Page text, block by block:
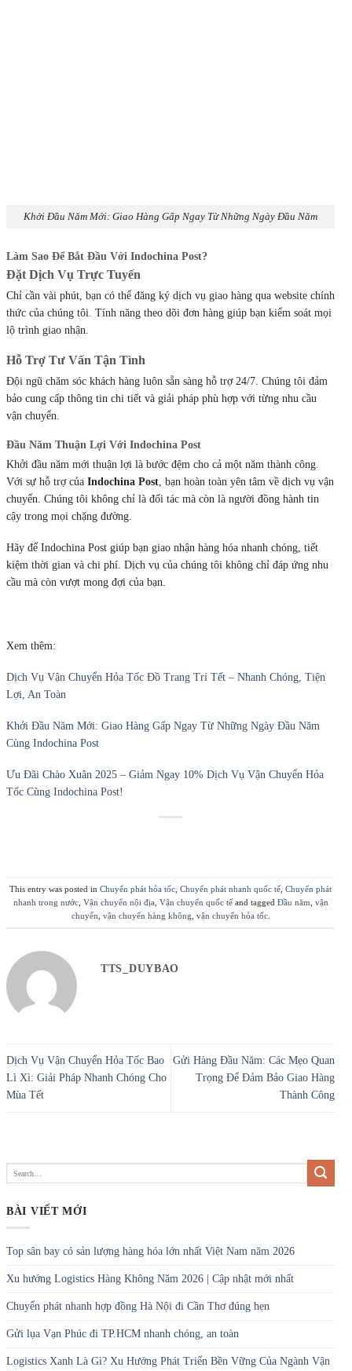
Khởi Đầu Năm Mới: Giao Hàng Gấp Ngay Từ Những Ngày Đầu Năm
Làm Sao Để Bắt Đầu Với Indochina Post?
Đặt Dịch Vụ Trực Tuyến
Chỉ cần vài phút, bạn có thể đăng ký dịch vụ giao hàng qua website chính
thức của chúng tôi. Tính năng theo dõi đơn hàng giúp bạn kiểm soát mọi
lộ trình giao nhận.
Hỗ Trợ Tư Vấn Tận Tình
Đội ngũ chăm sóc khách hàng luôn sẵn sàng hỗ trợ 24/7. Chúng tôi đảm
bảo cung cấp thông tin chi tiết và giải pháp phù hợp với từng nhu cầu
vận chuyển.
Đầu Năm Thuận Lợi Với Indochina Post
Khởi đầu năm mới thuận lợi là bước đệm cho cả một năm thành công.
Với sự hỗ trợ của Indochina Post, bạn hoàn toàn yên tâm về dịch vụ vận
chuyển. Chúng tôi không chỉ là đối tác mà còn là người đồng hành tin
cậy trong mọi chặng đường.
Hãy để Indochina Post giúp bạn giao nhận hàng hóa nhanh chóng, tiết
kiệm thời gian và chi phí. Dịch vụ của chúng tôi không chỉ đáp ứng nhu
cầu mà còn vượt mong đợi của bạn.
Xem thêm:
Dịch Vụ Vận Chuyển Hỏa Tốc Đồ Trang Trí Tết – Nhanh Chóng, Tiện
Lợi, An Toàn
Khởi Đầu Năm Mới: Giao Hàng Gấp Ngay Từ Những Ngày Đầu Năm
Cùng Indochina Post
Ưu Đãi Chào Xuân 2025 – Giảm Ngay 10% Dịch Vụ Vận Chuyển Hỏa
Tốc Cùng Indochina Post!
This entry was posted in Chuyển phát hỏa tốc Chuyển phát nhanh quốc tế Chuyển phát
nhanh trong nước, Vận chuyển nội địa Vận chuyển quốc tếand tagged Đầu năm vận
chuyển vận chuyển hàng không vận chuyển hỏa tốc.
TTS_DUYBAO
Dịch Vụ Vận Chuyển Hỏa Tốc Bao
Lì Xì: Giải Pháp Nhanh Chóng Cho
Mùa Tết
Gửi Hàng Đầu Năm: Các Mẹo Quan
Trọng Để Đảm Bảo Giao Hàng
Thành Công
BÀI VIẾT MỚI
Top sân bay có sản lượng hàng hóa lớn nhất Việt Nam năm 2026
Xu hướng Logistics Hàng Không Năm 2026 | Cập nhật mới nhất
Chuyển phát nhanh hợp đồng Hà Nội đi Cần Thơ đúng hẹn
Gửi lụa Vạn Phúc đi TP.HCM nhanh chóng, an toàn
Logistics Xanh Là Gì? Xu Hướng Phát Triển Bền Vững Của Ngành Vận